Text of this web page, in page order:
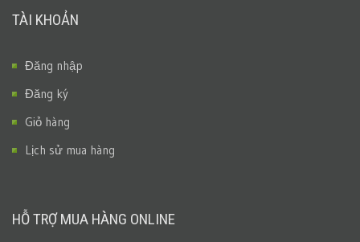
TÀI KHOẢN
Đăng nhập
Đăng ký
Giỏ hàng
Lịch sử mua hàng
HỖ TRỢ MUA HÀNG ONLINE